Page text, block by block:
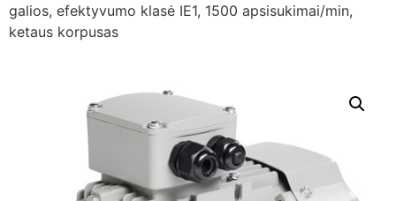
galios, efektyvumo klasė IE1, 1500 apsisukimai/min,
ketaus korpusas